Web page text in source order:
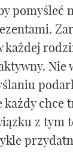
pomyśleć
każdej
Nie
każdy chce
z tym